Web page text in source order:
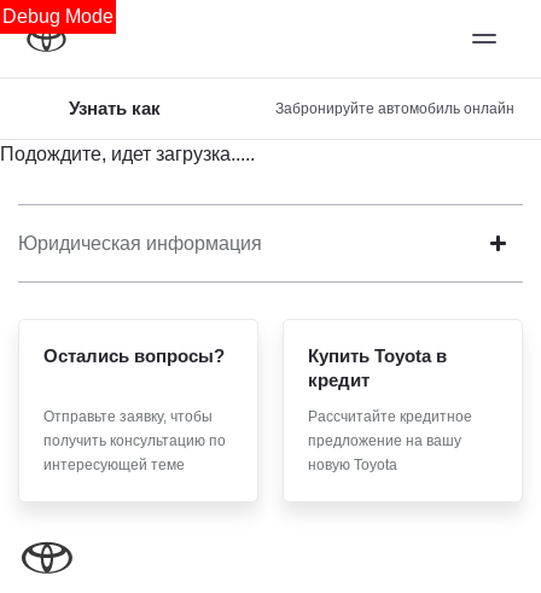
Debug Mode
Забронируйте автомобиль онлайн
Узнать как
Подождите, идет загрузка.....
Юридическая информация
Остались вопросы?
Отправьте заявку, чтобы
получить консультацию по
интересующей теме
Купить Toyota в
кредит
Рассчитайте кредитное
предложение на вашу
новую Toyota